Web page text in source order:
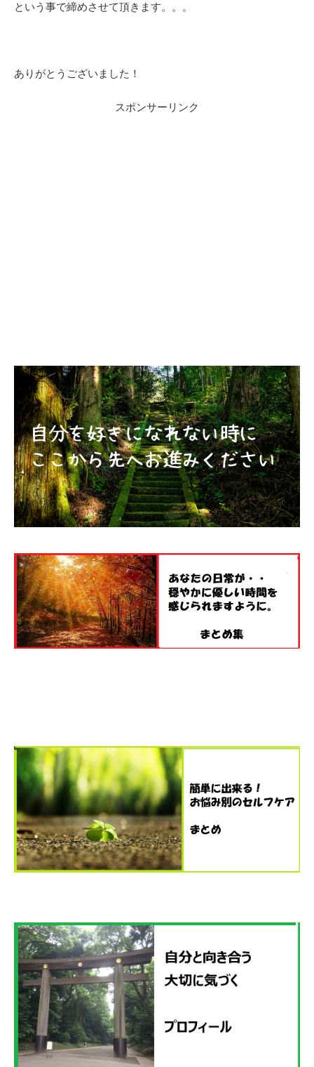
という事で締めさせて頂きます。。。
ありがとうございました！
スポンサーリンク